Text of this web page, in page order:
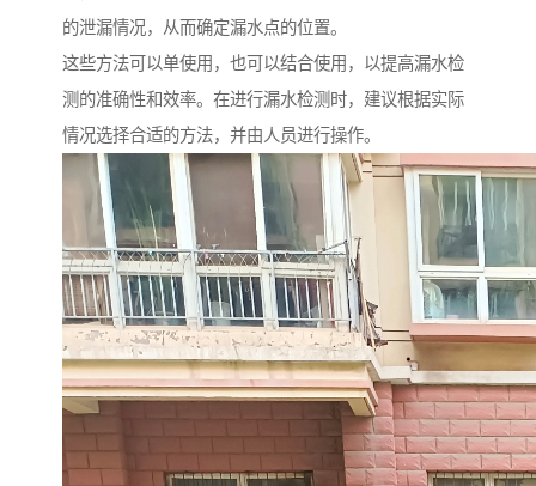
的泄漏情况，从而确定漏水点的位置。
这些方法可以单使用，也可以结合使用，以提高漏水检
测的准确性和效率。在进行漏水检测时，建议根据实际
情况选择合适的方法，并由人员进行操作。